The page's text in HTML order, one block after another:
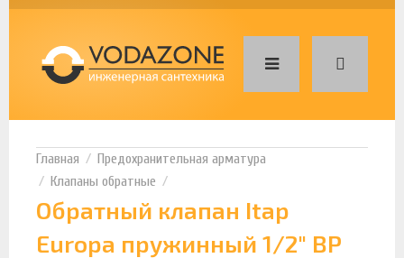
Предохранительная арматура
Клапаны обратные
Обратный клапан Itap
Europa пружинный 1/2" ВР